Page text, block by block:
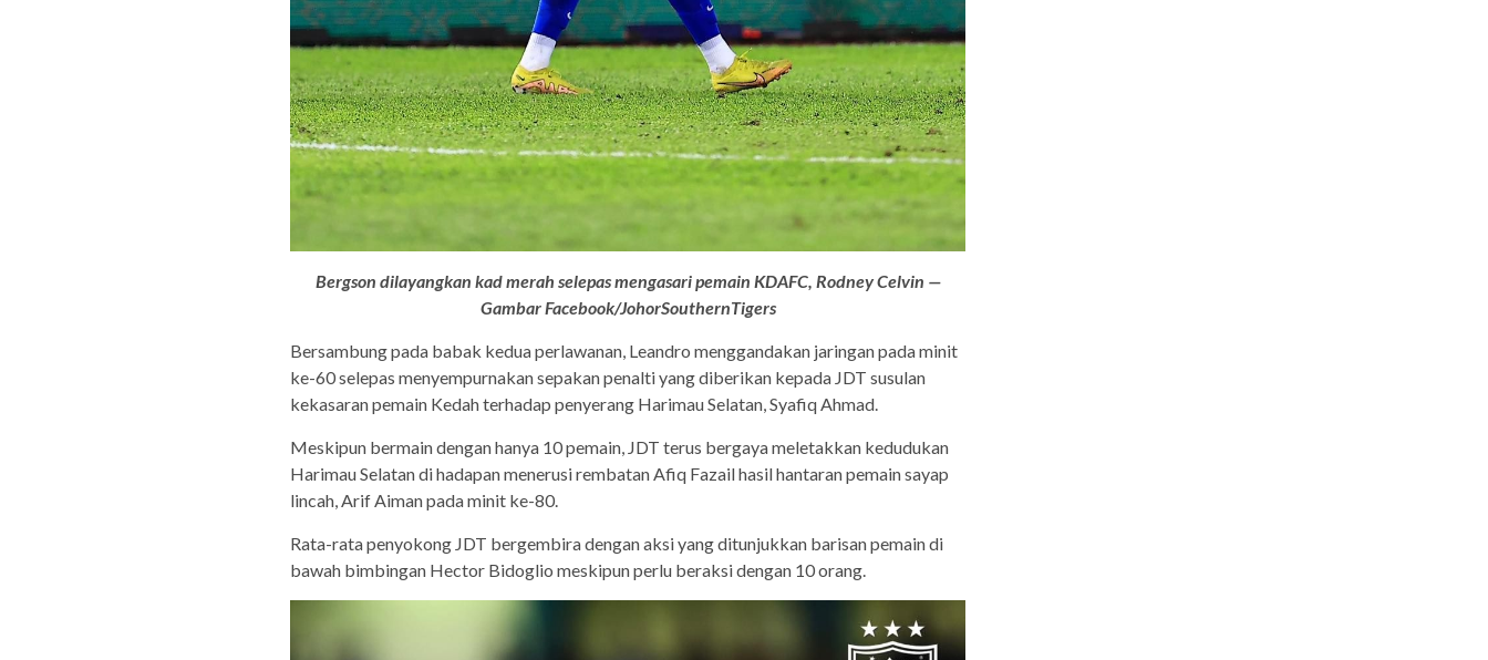
Bergson dilayangkan kad merah selepas mengasari pemain KDAFC, Rodney Celvin —
Gambar Facebook/JohorSouthernTigers
Bersambung pada babak kedua perlawanan, Leandro menggandakan jaringan pada minit
ke-60 selepas menyempurnakan sepakan penalti yang diberikan kepada JDT susulan
kekasaran pemain Kedah terhadap penyerang Harimau Selatan, Syafiq Ahmad.
Meskipun bermain dengan hanya 10 pemain, JDT terus bergaya meletakkan kedudukan
Harimau Selatan di hadapan menerusi rembatan Afiq Fazail hasil hantaran pemain sayap
lincah, Arif Aiman pada minit ke-80.
Rata-rata penyokong JDT bergembira dengan aksi yang ditunjukkan barisan pemain di
bawah bimbingan Hector Bidoglio meskipun perlu beraksi dengan 10 orang.